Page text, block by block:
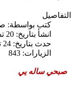
التفاصيل
كتب بواسطة:
انشأ بتاريخ: 20 تشرين1/أكتوير 2025
حدث بتاريخ: 24 تشرين1/أكتوير 2025
الزيارات: 843
صبحي ساله يي